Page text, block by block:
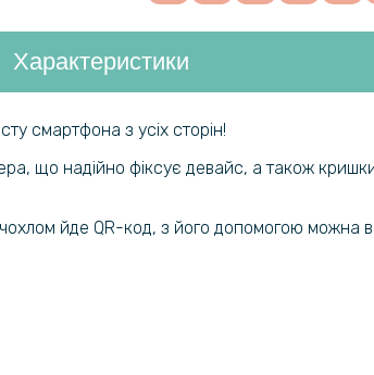
Saver для
Характеристики
смартфона з усіх сторін!
що надійно фіксує девайс, а також
йде QR-код, з його допомогою можна